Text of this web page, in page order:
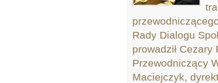
Rady Dialogu
prowadził
Przewodniczący
Maciejczyk,